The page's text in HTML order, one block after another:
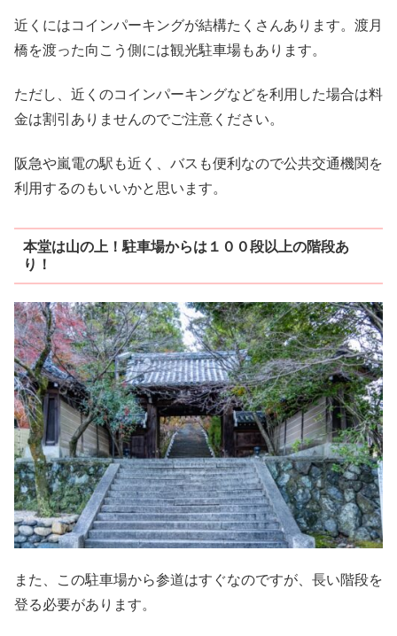
近くにはコインパーキングが結構たくさんあります。渡月
橋を渡った向こう側には観光駐車場もあります。
ただし、近くのコインパーキングなどを利用した場合は料
金は割引ありませんのでご注意ください。
阪急や嵐電の駅も近く、バスも便利なので公共交通機関を
利用するのもいいかと思います。
本堂は山の上！駐車場からは１００段以上の階段あ
り！
また、この駐車場から参道はすぐなのですが、長い階段を
登る必要があります。